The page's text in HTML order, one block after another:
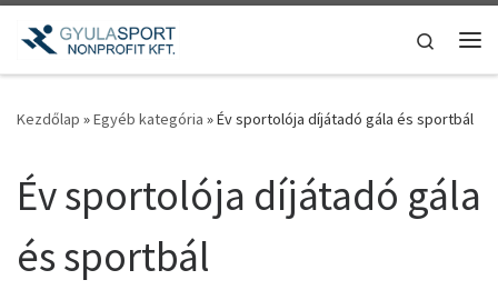
Teljes tartalom megjelenítése
Search
Kezdőlap »Egyéb kategória »Év sportolója díjátadó gála és sportbál
Év sportolója díjátadó gála
és sportbál